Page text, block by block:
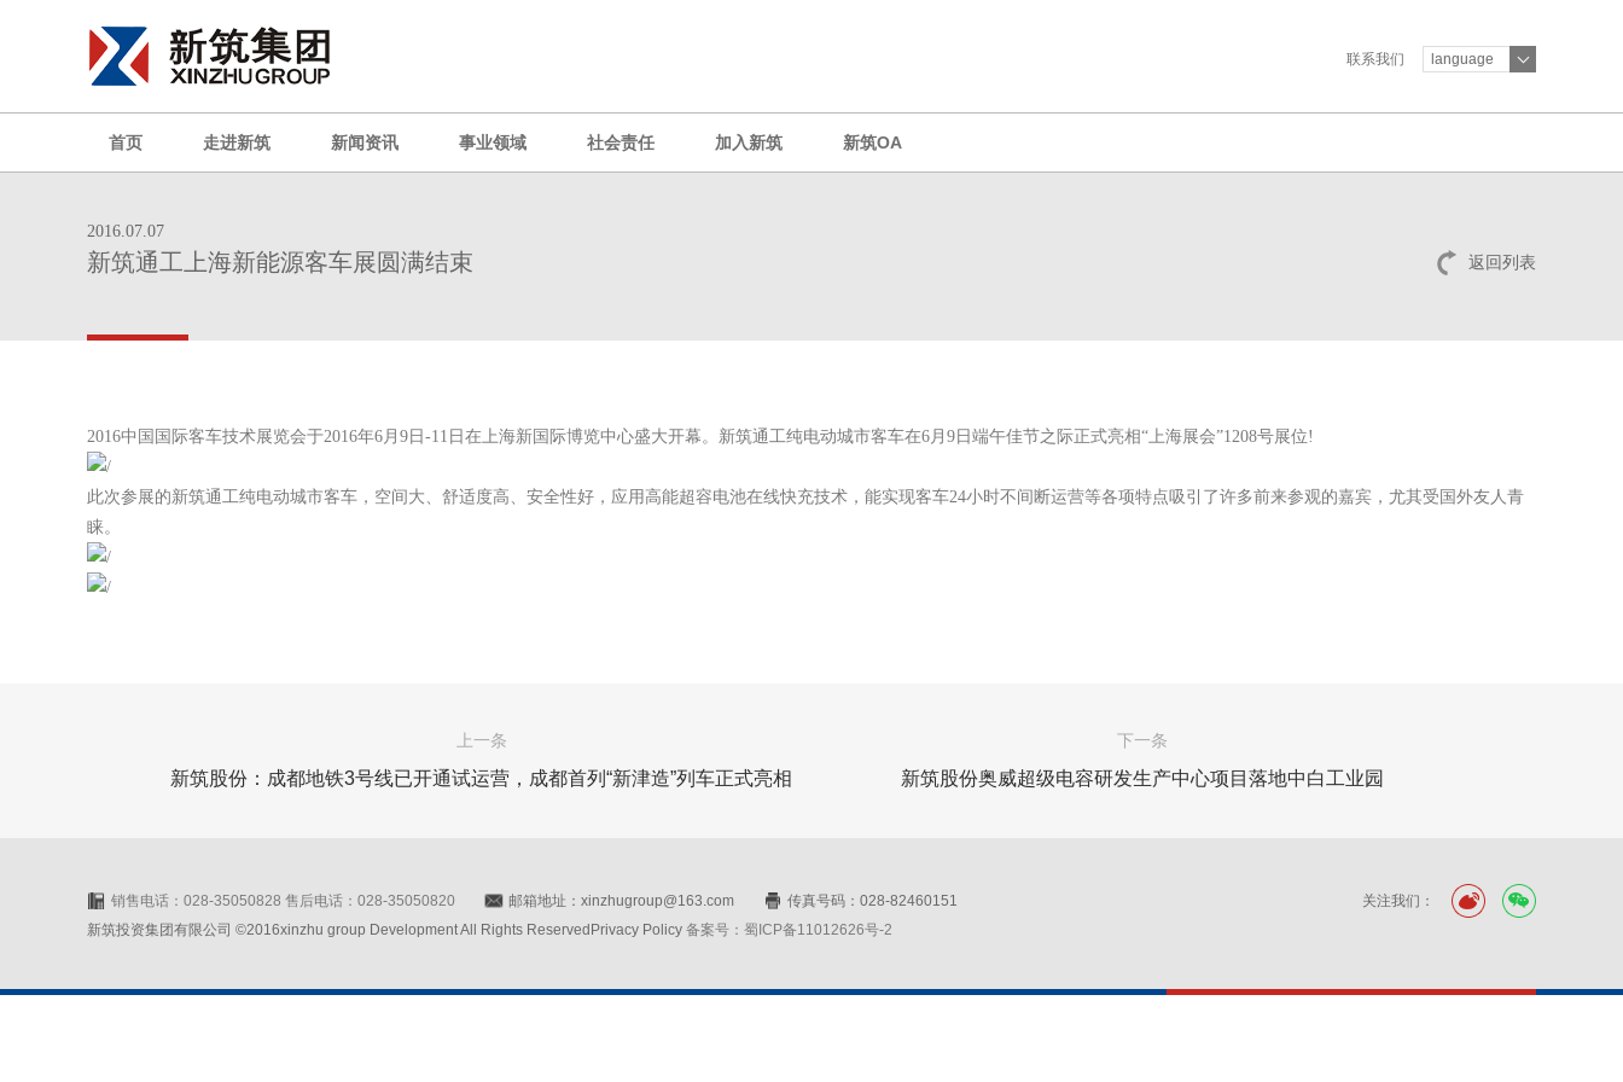
联系我们 language
首页 走进新筑 新闻资讯 事业领域 社会责任 加入新筑 新筑OA
返回列表
2016.07.07
新筑通工上海新能源客车展圆满结束
2016中国国际客车技术展览会于2016年6月9日-11日在上海新国际博览中心盛大开幕。新筑通工纯电动城市客车在6月9日端午佳节之际正式亮相“上海展会”1208号展位!
此次参展的新筑通工纯电动城市客车，空间大、舒适度高、安全性好，应用高能超容电池在线快充技术，能实现客车24小时不间断运营等各项特点吸引了许多前来参观的嘉宾，尤其受国外友人青
睐。
上一条
新筑股份：成都地铁3号线已开通试运营，成都首列“新津造”列车正式亮相
下一条
新筑股份奥威超级电容研发生产中心项目落地中白工业园
关注我们：
销售电话：028-35050828 售后电话：028-35050820 邮箱地址：xinzhugroup@163.com
传真号码：028-82460151
新筑投资集团有限公司 ©2016xinzhu group Development All Rights ReservedPrivacy Policy 备案号：蜀ICP备11012626号-2